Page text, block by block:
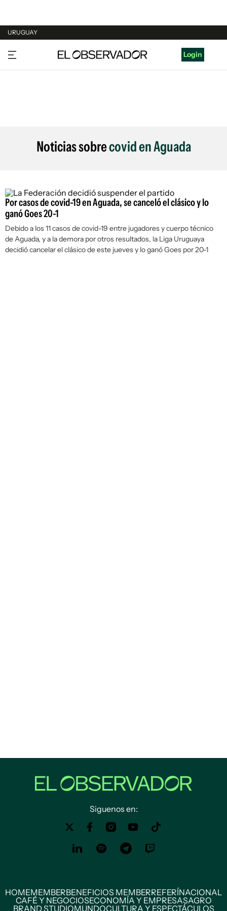
URUGUAY
URUGUAY
ARGENTINA
Login
Noticias sobrecovid en Aguada
Por casos de covid-19 en Aguada, se canceló el clásico y lo
ganó Goes 20-1
Debido a los 11 casos de covid-19 entre jugadores y cuerpo técnico
de Aguada, y a la demora por otros resultados, la Liga Uruguaya
decidió cancelar el clásico de este jueves y lo ganó Goes por 20-1
Siguenos en:
HOMEMEMBERBENEFICIOS MEMBERREFERÍNACIONAL
CAFÉ Y NEGOCIOSECONOMÍA Y EMPRESASAGRO
BRAND STUDIOMUNDOCULTURA Y ESPECTÁCULOS